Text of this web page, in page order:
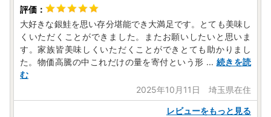
大好きな銀鮭を思い存分堪能でき大満足です。とても美味し
くいただくことができました。またお願いしたいと思いま
す。家族皆美味しくいただくことができとても助かりまし
た。物価高騰の中これだけの量を寄付という形 ... 続きを読
む
2025年10月11日 埼玉県在住
レビューをもっと見る